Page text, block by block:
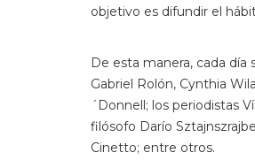
objetivo es difundir el
De esta manera, cada
Gabriel Rolón, Cynthia
´Donnell; los periodistas
filósofo Darío
Cinetto; entre otros.